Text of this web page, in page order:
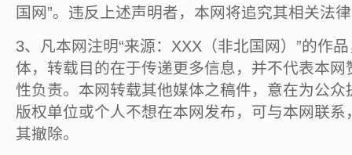
国网”。违反上述声明者，本网将追究其相关法
3、凡本网注明“来源：XXX（非北国网）”的作
体，转载目的在于传递更多信息，并不代表本
性负责。本网转载其他媒体之稿件，意在为公
版权单位或个人不想在本网发布，可与本网联
其撤除。